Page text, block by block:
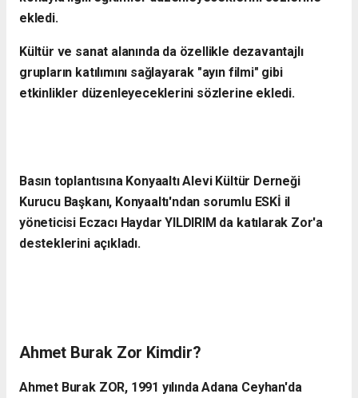
ekledi.
Kültür ve sanat alanında da özellikle dezavantajlı
grupların katılımını sağlayarak "ayın filmi" gibi
etkinlikler düzenleyeceklerini sözlerine ekledi.
Basın toplantısına Konyaaltı Alevi Kültür Derneği
Kurucu Başkanı, Konyaaltı'ndan sorumlu ESKİ il
yöneticisi Eczacı Haydar YILDIRIM da katılarak Zor'a
desteklerini açıkladı.
Ahmet Burak Zor Kimdir?
Ahmet Burak ZOR, 1991 yılında Adana Ceyhan'da